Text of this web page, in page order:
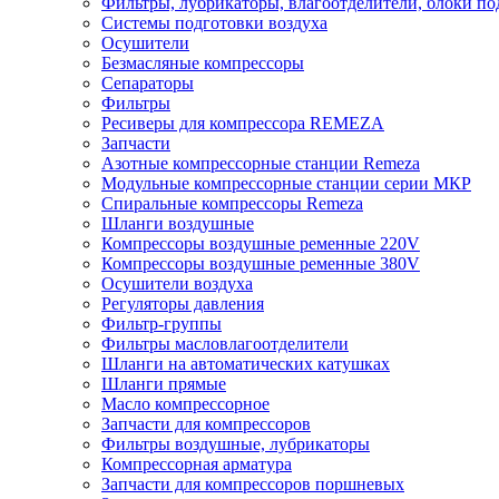
Системы подготовки воздуха
Осушители
Безмасляные компрессоры
Сепараторы
Фильтры
Ресиверы для компрессора REMEZA
Запчасти
Азотные компрессорные станции Remeza
Модульные компрессорные станции серии МКР
Спиральные компрессоры Remeza
Шланги воздушные
Компрессоры воздушные ременные 220V
Компрессоры воздушные ременные 380V
Осушители воздуха
Регуляторы давления
Фильтр-группы
Фильтры масловлагоотделители
Шланги на автоматических катушках
Шланги прямые
Масло компрессорное
Запчасти для компрессоров
Фильтры воздушные, лубрикаторы
Компрессорная арматура
Запчасти для компрессоров поршневых